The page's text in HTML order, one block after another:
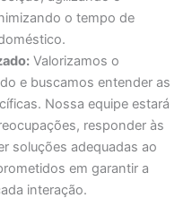
o tempo de
Valorizamos o
e buscamos entender as
Nossa equipe estará
responder às
soluções adequadas ao
em garantir a
interação.